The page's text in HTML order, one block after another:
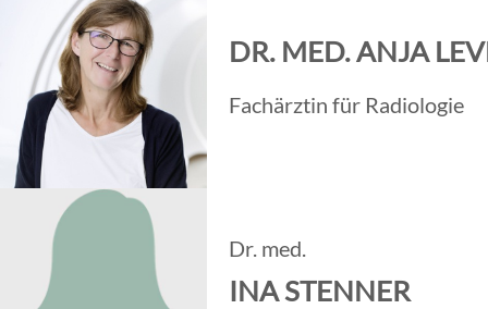
DR. MED. ANJA
Fachärztin für Radiologie
Dr. med.
INA STENNER